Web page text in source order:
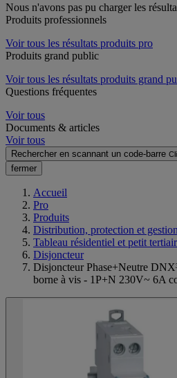
Nous n'avons pas pu charger les
Produits professionnels
Voir tous les résultats produits pro
Produits grand public
Voir tous les résultats produits grand
Questions fréquentes
Voir tous
Documents & articles
Voir tous
Rechercher en scannant un code-barre
fermer
Accueil
Pro
Produits
Distribution, protection et
Tableau résidentiel et petit
Disjoncteur
Disjoncteur Phase+Neutre
borne à vis - 1P+N 230V~ 6A